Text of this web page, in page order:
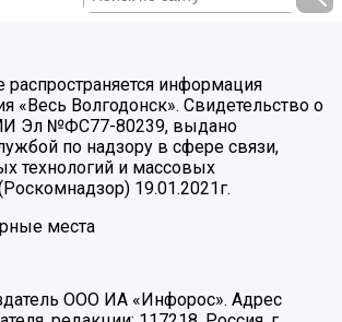
распространяется информация
«Весь Волгодонск». Свидетельство о
Эл №ФС77-80239, выдано
по надзору в сфере связи,
технологий и массовых
19.01.2021г.
места
ООО ИА «Инфорос». Адрес